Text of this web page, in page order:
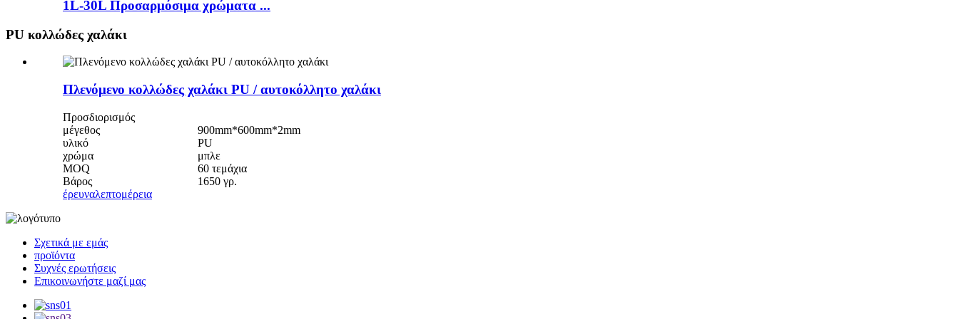
1L-30L Προσαρμόσιμα χρώματα ...
PU κολλώδες χαλάκι
Πλενόμενο κολλώδες χαλάκι PU / αυτοκόλλητο χαλάκι
Προσδιορισμός
μέγεθος
900mm*600mm*2mm
υλικό
PU
χρώμα
μπλε
MOQ
60 τεμάχια
Βάρος
1650 γρ.
έρευναλεπτομέρεια
Σχετικά με εμάς
προϊόντα
Συχνές ερωτήσεις
Επικοινωνήστε μαζί μας